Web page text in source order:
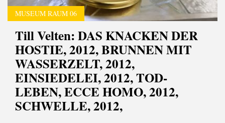
MUSEUM RAUM 06
Till Velten: DAS KNACKEN DER
HOSTIE, 2012, BRUNNEN MIT
WASSERZELT, 2012,
EINSIEDELEI, 2012, TOD-
LEBEN, ECCE HOMO, 2012,
SCHWELLE, 2012,